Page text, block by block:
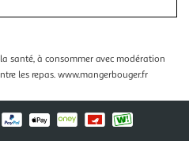
santé, à consommer avec modération
les repas. www.mangerbouger.fr